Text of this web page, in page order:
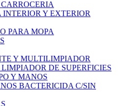
INTERIOR Y EXTERIOR
PARA MOPA
Y MULTILIMPIADOR
DE SUPERFICIES
Y MANOS
BACTERICIDA C/SIN